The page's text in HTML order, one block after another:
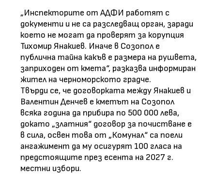
„Инспекторите от АДФИ работят с
документи и не са разследващ орган, заради
което не могат да проверят за корупция
Тихомир Янакиев. Иначе в Созопол е
публична тайна какъв е размера на рушвета,
заприходен от кмета“, разказва информиран
жител на черноморското градче.
Твърди се, че договорката между Янакиев и
Валентин Денчев е кметът на Созопол
всяка година да прибира по 500 000 лева,
докато „златния“ договор за почистване е
в сила, освен това от „Комунал“ са поели
ангажимент да му осигурят 100 гласа на
предстоящите през есента на 2027 г.
местни избори.